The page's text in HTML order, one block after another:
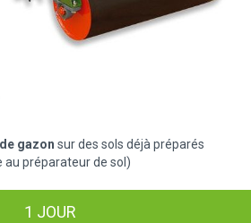
gazon sur des sols déjà préparés
au préparateur de sol)
1 JOUR